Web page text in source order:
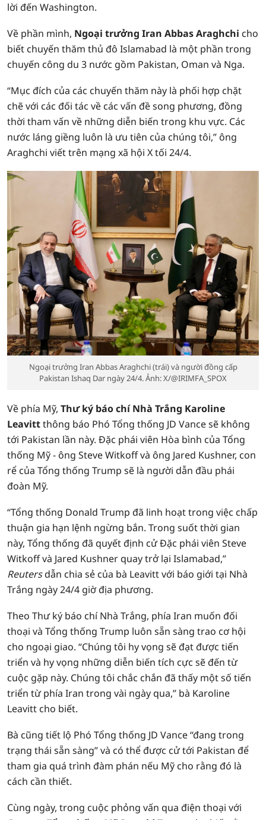
lời đến Washington.
Về phần mình, Ngoại trưởng Iran Abbas Araghchi cho
biết chuyến thăm thủ đô Islamabad là một phần trong
chuyến công du 3 nước gồm Pakistan, Oman và Nga.
“Mục đích của các chuyến thăm này là phối hợp chặt
chẽ với các đối tác về các vấn đề song phương, đồng
thời tham vấn về những diễn biến trong khu vực. Các
nước láng giềng luôn là ưu tiên của chúng tôi,” ông
Araghchi viết trên mạng xã hội X tối 24/4.
Ngoại trưởng Iran Abbas Araghchi (trái) và người đồng cấp
Pakistan Ishaq Dar ngày 24/4. Ảnh: X/@IRIMFA_SPOX
Về phía Mỹ, Thư ký báo chí Nhà Trắng Karoline
Leavittthông báo Phó Tổng thống JD Vance sẽ không
tới Pakistan lần này. Đặc phái viên Hòa bình của Tổng
thống Mỹ - ông Steve Witkoff và ông Jared Kushner, con
rể của Tổng thống Trump sẽ là người dẫn đầu phái
đoàn Mỹ.
“Tổng thống Donald Trump đã linh hoạt trong việc chấp
thuận gia hạn lệnh ngừng bắn. Trong suốt thời gian
này, Tổng thống đã quyết định cử Đặc phái viên Steve
Witkoff và Jared Kushner quay trở lại Islamabad,”
Reutersdẫn chia sẻ của bà Leavitt với báo giới tại Nhà
Trắng ngày 24/4 giờ địa phương.
Theo Thư ký báo chí Nhà Trắng, phía Iran muốn đối
thoại và Tổng thống Trump luôn sẵn sàng trao cơ hội
cho ngoại giao. “Chúng tôi hy vọng sẽ đạt được tiến
triển và hy vọng những diễn biến tích cực sẽ đến từ
cuộc gặp này. Chúng tôi chắc chắn đã thấy một số tiến
triển từ phía Iran trong vài ngày qua,” bà Karoline
Leavitt cho biết.
Bà cũng tiết lộ Phó Tổng thống JD Vance “đang trong
trạng thái sẵn sàng” và có thể được cử tới Pakistan để
tham gia quá trình đàm phán nếu Mỹ cho rằng đó là
cách cần thiết.
Cùng ngày, trong cuộc phỏng vấn qua điện thoại với